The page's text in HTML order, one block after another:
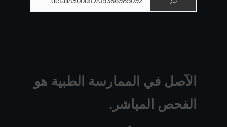
الآصل في الممارسة الطبية هو
الفحص المباشر.